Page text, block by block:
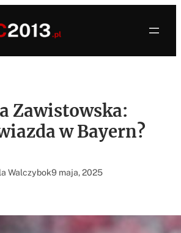
Zawistowska:
w Bayern?
Walczybok9 maja, 2025